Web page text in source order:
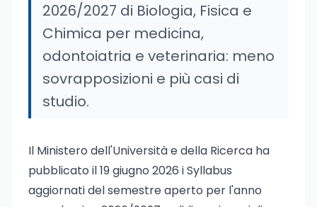
2026/2027 di Biologia, Fisica e
Chimica per medicina,
odontoiatria e veterinaria: meno
sovrapposizioni e più casi di
studio.
Il Ministero dell'Università e della Ricerca ha
pubblicato il 19 giugno 2026 i Syllabus
aggiornati del semestre aperto per l'anno